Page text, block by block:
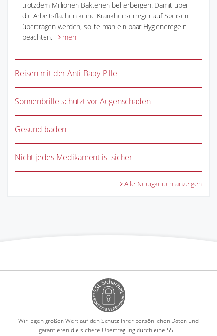
trotzdem Millionen Bakterien beherbergen. Damit über
die Arbeitsflächen keine Krankheitserreger auf Speisen
übertragen werden, sollte man ein paar Hygieneregeln
beachten.
mehr
Reisen mit der Anti-Baby-Pille
Sonnenbrille schützt vor Augenschäden
Gesund baden
Nicht jedes Medikament ist sicher
Alle Neuigkeiten anzeigen
Wir legen großen Wert auf den Schutz Ihrer persönlichen Daten und
garantieren die sichere Übertragung durch eine SSL-